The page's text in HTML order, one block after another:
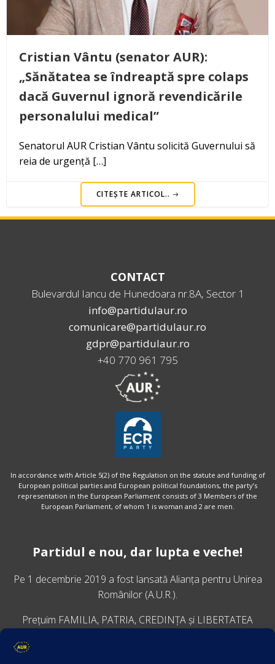
Cristian Vântu (senator AUR):
„Sănătatea se îndreaptă spre colaps
dacă Guvernul ignoră revendicările
personalului medical”
Senatorul AUR Cristian Vântu solicită Guvernului să
reia de urgență […]
CITEȘTE ARTICOL..
CONTACT
Bulevardul Iancu de Hunedoara nr.8A, Sector 1
info@partidulaur.ro
comunicare@partidulaur.ro
gdpr@partidulaur.ro
+40 770 961 795
In accordance with Article 5(2) of the Regulation on the statute and funding of
European political parties and European political foundations, the party’s
representation in the European Parliament consists of 3 Members of the
European Parliament, of whom 1 is woman and 2 are men.
Partidul e nou, dar lupta e veche!
Pe 1 decembrie 2019 a fost lansatăAlianța pentru Unirea
Românilor (A.U.R.).
Prețuim FAMILIA, PATRIA, CREDINȚA și LIBERTATEA